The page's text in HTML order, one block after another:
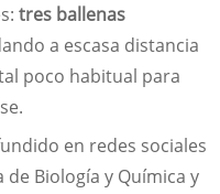
tres ballenas
a escasa distancia
poco habitual para
en redes sociales
de Biología y Química y